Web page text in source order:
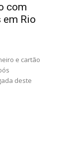
com
Rio
e cartão
deste